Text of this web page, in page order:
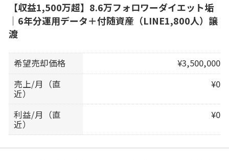
【収益1,500万超】8.6万フォロワーダイエット垢
｜6年分運用データ＋付随資産（LINE1,800人）譲
渡
希望売却価格
¥3,500,000
売上/月（直
近）
¥0
利益/月（直
近）
¥0